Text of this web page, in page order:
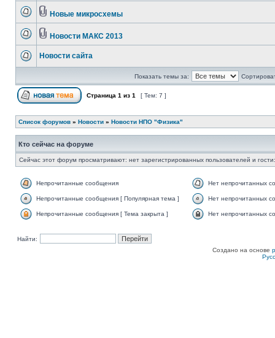
Новые микросхемы
Новости МАКС 2013
Новости сайта
Показать темы за:
Страница 1 из 1 [ Тем: 7 ]
Список форумов » Новости » Новости НПО "Физика"
Кто сейчас на форуме
Сейчас этот форум просматривают: нет зарегистрированных пользователей и
Непрочитанные сообщения Нет непрочитанных
Непрочитанные сообщения [ Популярная тема ] Нет непрочитанных
Непрочитанные сообщения [ Тема закрыта ] Нет непрочитанных
Найти:
Создано на основе